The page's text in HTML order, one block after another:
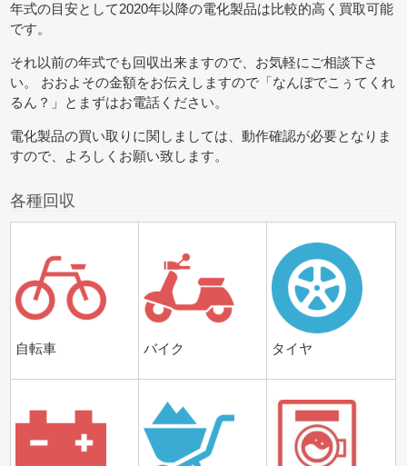
年式の目安として2020年以降の電化製品は比較的高く買取可能
です。
それ以前の年式でも回収出来ますので、お気軽にご相談下さ
い。 おおよその金額をお伝えしますので「なんぼでこぅてくれ
るん？」とまずはお電話ください。
電化製品の買い取りに関しましては、動作確認が必要となりま
すので、よろしくお願い致します。
各種回収
自転車 バイク タイヤ